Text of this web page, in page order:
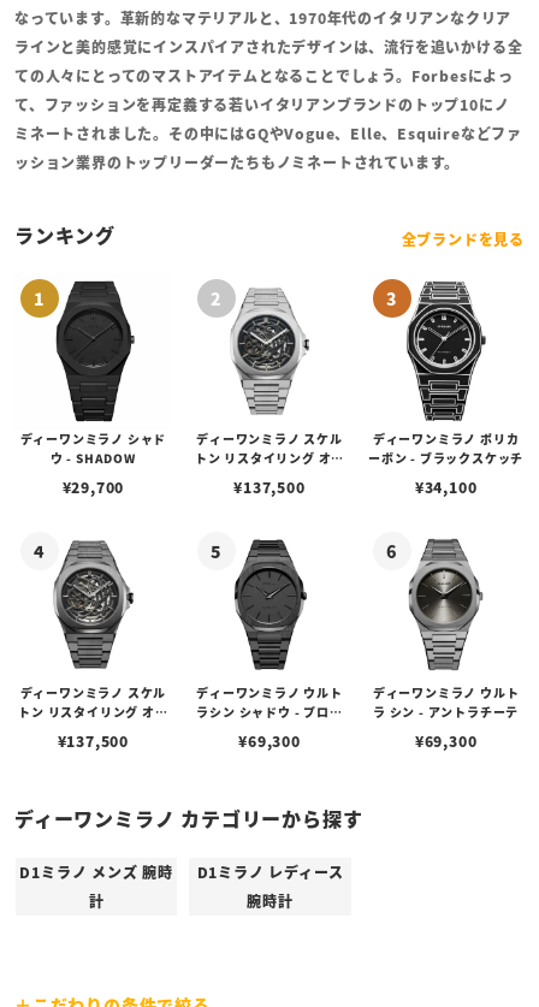
なっています。革新的なマテリアルと、1970年代のイタリアンなクリア
ラインと美的感覚にインスパイアされたデザインは、流行を追いかける全
ての人々にとってのマストアイテムとなることでしょう。Forbesによっ
て、ファッションを再定義する若いイタリアンブランドのトップ10にノ
ミネートされました。その中にはGQやVogue、Elle、Esquireなどファ
ッション業界のトップリーダーたちもノミネートされています。
ランキング 全ブランドを見る
ディーワンミラノ シャド
ウ - SHADOW
¥29,700
ディーワンミラノ スケル
トン リスタイリング オー
¥137,500
ディーワンミラノ ポリカ
ーボン - ブラックスケッチ
¥34,100
ディーワンミラノ スケル
トン リスタイリング オー
¥137,500
ディーワンミラノ ウルト
ラシン シャドウ - プロジ
¥69,300
ディーワンミラノ ウルト
ラ シン - アントラチーテ
¥69,300
ディーワンミラノ カテゴリーから探す
D1ミラノ メンズ 腕時
計
D1ミラノ レディース
腕時計